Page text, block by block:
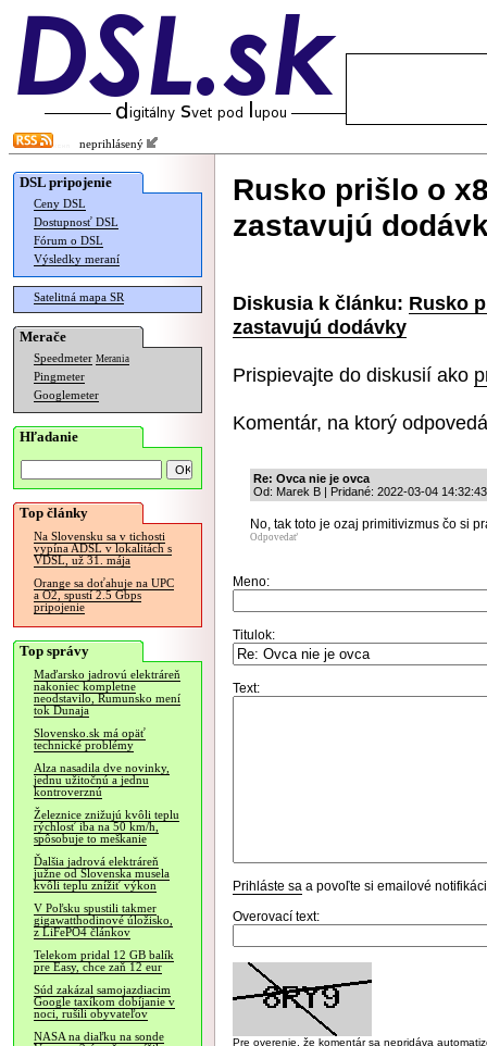
neprihlásený
DSL pripojenie
Ceny DSL
Dostupnosť DSL
Fórum o DSL
Výsledky meraní
Satelitná mapa SR
Merače
Speedmeter Merania
Pingmeter
Googlemeter
Hľadanie
Top články
Na Slovensku sa v tichosti
vypína ADSL v lokalitách s
VDSL, už 31. mája
Orange sa doťahuje na UPC
a O2, spustí 2.5 Gbps
pripojenie
Top správy
Maďarsko jadrovú elektráreň
nakoniec kompletne
neodstavilo, Rumunsko mení
tok Dunaja
Slovensko.sk má opäť
technické problémy
Alza nasadila dve novinky,
jednu užitočnú a jednu
kontroverznú
Železnice znižujú kvôli teplu
rýchlosť iba na 50 km/h,
spôsobuje to meškanie
Ďalšia jadrová elektráreň
južne od Slovenska musela
kvôli teplu znížiť výkon
V Poľsku spustili takmer
gigawatthodinové úložisko,
z LiFePO4 článkov
Telekom pridal 12 GB balík
pre Easy, chce zaň 12 eur
Súd zakázal samojazdiacim
Google taxíkom dobíjanie v
noci, rušili obyvateľov
NASA na diaľku na sonde
Rusko prišlo o
zastavujú
Diskusia k článku: Rusko
zastavujú dodávky
Prispievajte do diskusií ako
Komentár, na ktorý
Re: Ovca nie je ovca
Od: Marek B | Pridané: 2022-03-04 14:32:43
No, tak toto je ozaj primitivizmus čo si
Odpovedať
Meno:
Titulok:
Text:
Prihláste sa a povoľte si emailové
Overovací text:
Pre overenie, že komentár sa nepridáva